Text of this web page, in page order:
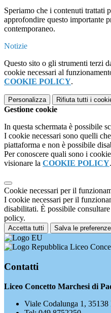
Speriamo che i contenuti trattati
approfondire questo importante
contemporaneo.
Notizie
Questo sito o gli strumenti terzi
cookie necessari al
COOKIE POLICY.
Personalizza Rifiuta tutti i
Gestione cookie
In questa schermata è possibile
I cookie necessari sono quelli
piattaforma e non è possibile
Per conoscere quali sono i
visionare la COOKIE POLICY.
Cookie necessari per il
I cookie necessari per il
disabilitati. È possibile
policy.
Accetta tutti Salva le preferenze
Liceo
Contatti
Liceo Concetto Marchesi di
Viale Codalunga 1, 35138